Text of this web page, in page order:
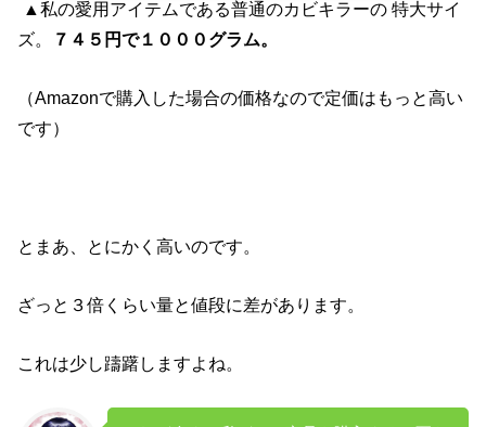
▲私の愛用アイテムである普通のカビキラーの 特大サイ
ズ。
７４５円で１０００グラム。
（Amazonで購入した場合の価格なので定価はもっと高い
です）
とまあ、とにかく高いのです。
ざっと３倍くらい量と値段に差があります。
これは少し躊躇しますよね。